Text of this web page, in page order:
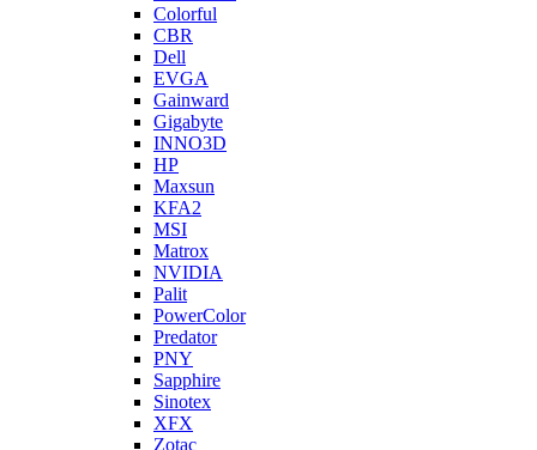
Colorful
CBR
Dell
EVGA
Gainward
Gigabyte
INNO3D
HP
Maxsun
KFA2
MSI
Matrox
NVIDIA
Palit
PowerColor
Predator
PNY
Sapphire
Sinotex
XFX
Zotac